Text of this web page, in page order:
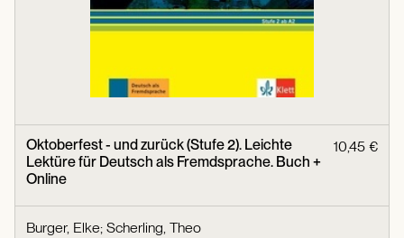
Oktoberfest - und zurück (Stufe 2). Leichte
Lektüre für Deutsch als Fremdsprache. Buch +
Online
10,45 €
Burger, Elke; Scherling, Theo